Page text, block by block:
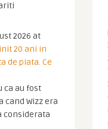
2026 at
20 ani in
de piata. Ce
ca au fost
cand Wizz era
considerata